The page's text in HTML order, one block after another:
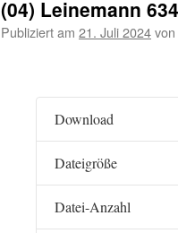
(04) Leinemann
Publiziert am 21. Juli 2024von
Download
Dateigröße
Datei-Anzahl